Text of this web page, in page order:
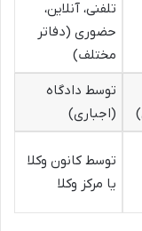
تلفنی، آنلاین،
حضوری (دفاتر
مختلف)
توسط دادگاه
(اجباری)
توسط کانون وکلا
یا مرکز وکلا